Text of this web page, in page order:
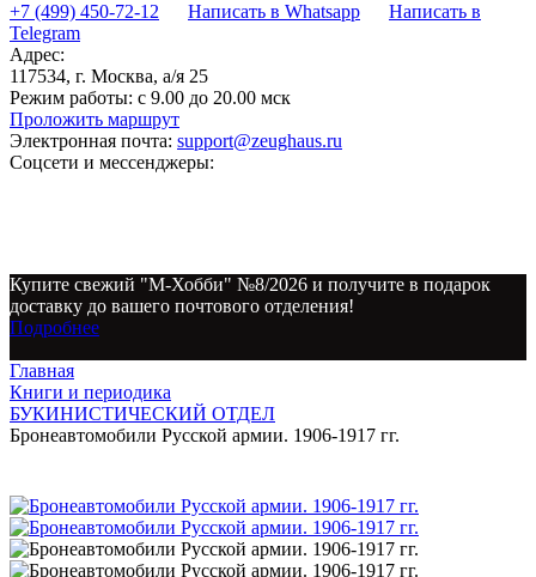
+7 (499) 450-72-12
Написать в Whatsapp
Написать в
Telegram
Адрес:
117534, г. Москва, а/я 25
Режим работы: с 9.00 до 20.00 мск
Проложить маршрут
Электронная почта: support@zeughaus.ru
Соцсети и мессенджеры:
Купите свежий "М-Хобби" №8/2026 и получите в подарок
доставку до вашего почтового отделения!
Подробнее
Главная
Книги и периодика
БУКИНИСТИЧЕСКИЙ ОТДЕЛ
Бронеавтомобили Русской армии. 1906-1917 гг.